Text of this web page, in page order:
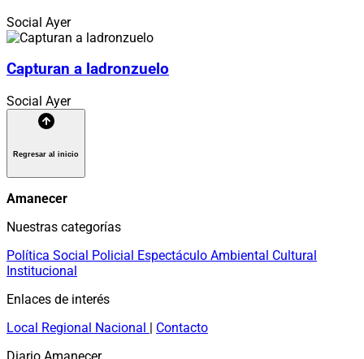
Social Ayer
Capturan a ladronzuelo
Social Ayer
Regresar al inicio
Amanecer
Nuestras categorías
Política Social Policial Espectáculo Ambiental Cultural
Institucional
Enlaces de interés
Local Regional Nacional | Contacto
Diario Amanecer